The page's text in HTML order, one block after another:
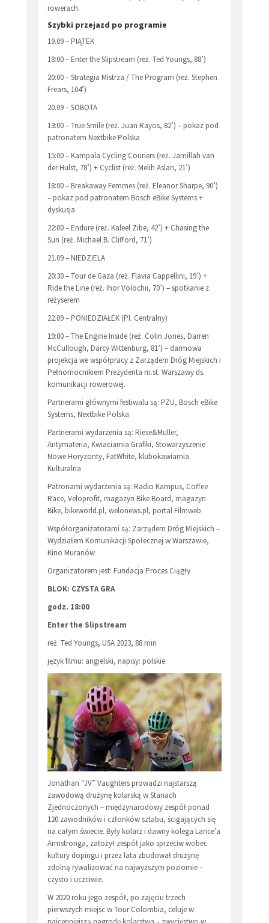
rowerach.
Szybki przejazd po programie
19.09 – PIĄTEK
18:00 – Enter the Slipstream (reż. Ted Youngs, 88’)
20:00 – Strategia Mistrza / The Program (reż. Stephen
Frears, 104’)
20.09 – SOBOTA
13:00 – True Smile (reż. Juan Rayos, 82’) – pokaz pod
patronatem Nextbike Polska
15:00 – Kampala Cycling Couriers (reż. Jamillah van
der Hulst, 78’) + Cyclist (reż. Melih Aslan, 21’)
18:00 – Breakaway Femmes (reż. Eleanor Sharpe, 90’)
– pokaz pod patronatem Bosch eBike Systems +
dyskusja
22:00 – Endure (reż. Kaleel Zibe, 42’) + Chasing the
Sun (reż. Michael B. Clifford, 71’)
21.09 – NIEDZIELA
20:30 – Tour de Gaza (reż. Flavia Cappellini, 19’) +
Ride the Line (reż. Ihor Volochii, 70’) – spotkanie z
reżyserem
22.09 – PONIEDZIAŁEK (Pl. Centralny)
19:00 – The Engine Inside (reż. Colin Jones, Darren
McCullough, Darcy Wittenburg, 81’) – darmowa
projekcja we współpracy z Zarządem Dróg Miejskich i
Pełnomocnikiem Prezydenta m.st. Warszawy ds.
komunikacji rowerowej.
Partnerami głównymi festiwalu są: PZU, Bosch eBike
Systems, Nextbike Polska
Partnerami wydarzenia są: Riese&Muller,
Antymateria, Kwiaciarnia Grafiki, Stowarzyszenie
Nowe Horyzonty, FatWhite, klubokawiarnia
Kulturalna
Patronami wydarzenia są: Radio Kampus, Coffee
Race, Veloprofit, magazyn Bike Board, magazyn
Bike, bikeworld.pl, welonews.pl, portal Filmweb
Współorganizatorami są: Zarządem Dróg Miejskich –
Wydziałem Komunikacji Społecznej w Warszawie,
Kino Muranów
Organizatorem jest: Fundacja Proces Ciągły
BLOK: CZYSTA GRA
godz. 18:00
Enter the Slipstream
reż. Ted Youngs, USA 2023, 88 min
język filmu: angielski, napisy: polskie
Jonathan “JV” Vaughters prowadzi najstarszą
zawodową drużynę kolarską w Stanach
Zjednoczonych – międzynarodowy zespół ponad
120 zawodników i członków sztabu, ścigających się
na całym świecie. Były kolarz i dawny kolega Lance’a
Armstronga, założył zespół jako sprzeciw wobec
kultury dopingu i przez lata zbudował drużynę
zdolną rywalizować na najwyższym poziomie –
czysto i uczciwie.
W 2020 roku jego zespół, po zajęciu trzech
pierwszych miejsc w Tour Colombia, celuje w